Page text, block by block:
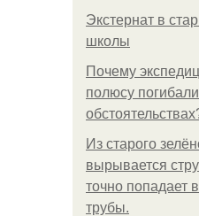
Экстернат в
школы
Почему
полюсу
Из старого
вырывается
точно попадает
трубы.